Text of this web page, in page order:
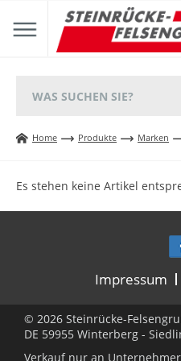
Home Produkte Marken
Es stehen keine Artikel
Impressum
© 2026 Steinrücke-
DE 59955 Winterberg -
Verkauf nur an